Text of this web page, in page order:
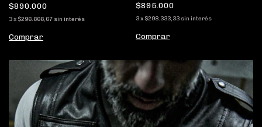
$890.000
3x $296.666,67 sin interés
Comprar
$895.000
3 x $298.333,33 sin interés
Comprar